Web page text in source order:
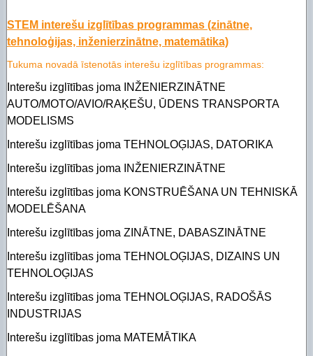
STEM interešu izglītības programmas (zinātne,
tehnoloģijas, inženierzinātne, matemātika)
Tukuma novadā īstenotās interešu izglītības programmas:
Interešu izglītības joma INŽENIERZINĀTNE
AUTO/MOTO/AVIO/RAĶEŠU, ŪDENS TRANSPORTA
MODELISMS
Interešu izglītības joma TEHNOLOĢIJAS, DATORIKA
Interešu izglītības joma INŽENIERZINĀTNE
Interešu izglītības joma KONSTRUĒŠANA UN TEHNISKĀ
MODELĒŠANA
Interešu izglītības joma ZINĀTNE, DABASZINĀTNE
Interešu izglītības joma TEHNOLOĢIJAS, DIZAINS UN
TEHNOLOĢIJAS
Interešu izglītības joma TEHNOLOĢIJAS, RADOŠĀS
INDUSTRIJAS
Interešu izglītības joma MATEMĀTIKA